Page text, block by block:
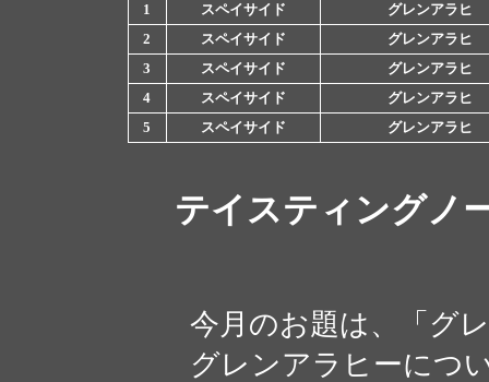
1
スペイサイド
グレンアラヒ
2
スペイサイド
グレンアラヒ
3
スペイサイド
グレンアラヒ
4
スペイサイド
グレンアラヒ
5
スペイサイド グレンアラヒ
テイスティングノ
今月のお題は、「グ
グレンアラヒーにつ